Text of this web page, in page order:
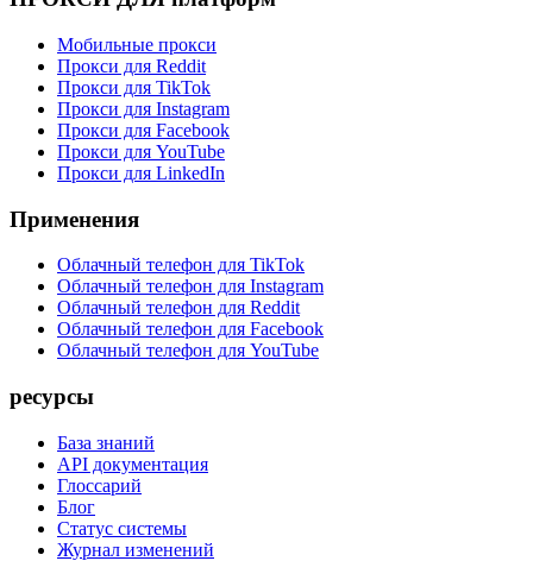
Мобильные прокси
Прокси для Reddit
Прокси для TikTok
Прокси для Instagram
Прокси для Facebook
Прокси для YouTube
Прокси для LinkedIn
Применения
Облачный телефон для TikTok
Облачный телефон для Instagram
Облачный телефон для Reddit
Облачный телефон для Facebook
Облачный телефон для YouTube
ресурсы
База знаний
API документация
Глоссарий
Блог
Статус системы
Журнал изменений